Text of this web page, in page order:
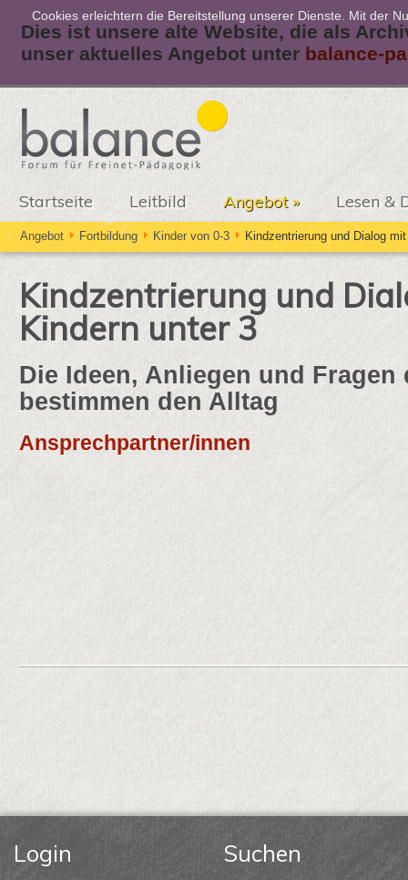
Dies ist unsere alte Website, die als
unser aktuelles Angebot unter balance-
Startseite Leitbild Angebot» Lesen &
Angebot Fortbildung Kinder von 0-3 Kindzentrierung und Dialog
Kindzentrierung und
Kindern unter 3
Die Ideen, Anliegen und Fragen
bestimmen den Alltag
Ansprechpartner/innen
Helia Schneider
Login Suchen
Cookies erleichtern die Bereitstellung unserer Dienste. Mit der